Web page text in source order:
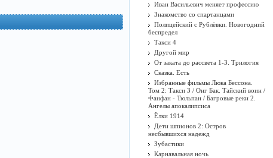
Иван Васильевич меняет профессию
Знакомство со спартанцами
Полицейский с Рублёвки. Новогодний
беспредел
Такси 4
Другой мир
От заката до рассвета 1-3. Трилогия
Сказка. Есть
Избранные фильмы Люка Бессона.
Том 2: Такси 3 / Онг Бак. Тайский воин /
Фанфан - Тюльпан / Багровые реки 2.
Ангелы апокалипсиса
Ёлки 1914
Дети шпионов 2: Остров
несбывшихся надежд
Зубастики
Карнавальная ночь